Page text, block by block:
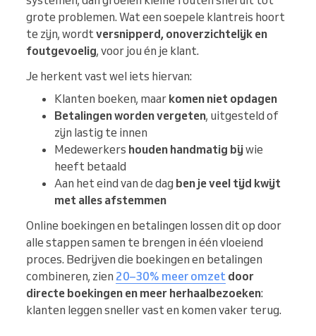
grote problemen. Wat een soepele klantreis hoort
te zijn, wordtversnipperd, onoverzichtelijk en
foutgevoelig, voor jou én je klant.
Je herkent vast wel iets hiervan:
Klanten boeken, maar komen niet opdagen
Betalingen worden vergeten, uitgesteld of
zijn lastig te innen
Medewerkers houden handmatig bijwie
heeft betaald
Aan het eind van de dag ben je veel tijd kwijt
met alles afstemmen
Online boekingen en betalingen lossen dit op door
alle stappen samen te brengen in één vloeiend
proces. Bedrijven die boekingen en betalingen
combineren, zien 20–30% meer omzet door
directe boekingen en meer herhaalbezoeken:
klanten leggen sneller vast en komen vaker terug.